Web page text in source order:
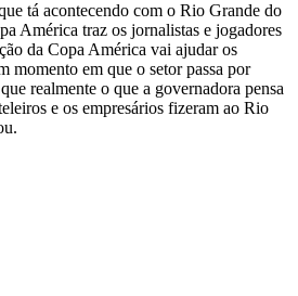
tá acontecendo com o Rio Grande do
América traz os jornalistas e jogadores
da Copa América vai ajudar os
momento em que o setor passa por
realmente o que a governadora pensa
e os empresários fizeram ao Rio